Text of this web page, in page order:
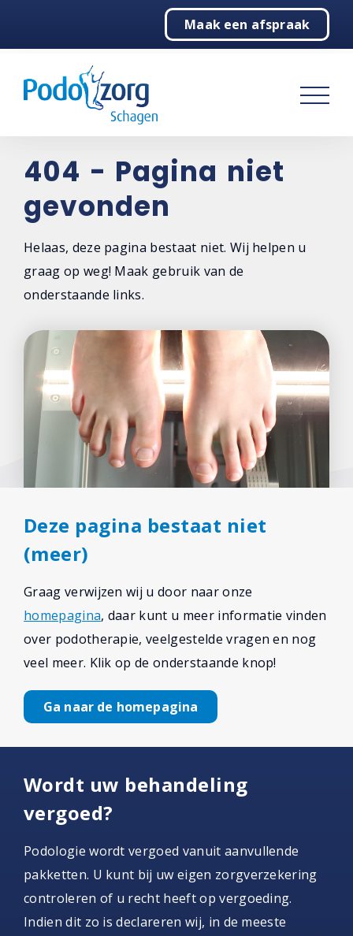
Maak een afspraak
Podologie
Behandelingen
Over ons
Contact
404 - Pagina niet
gevonden
Helaas, deze pagina bestaat niet. Wij helpen u
graag op weg! Maak gebruik van de
onderstaande links.
Deze pagina bestaat niet
(meer)
Graag verwijzen wij u door naar onze
homepagina, daar kunt u meer informatie vinden
over podotherapie, veelgestelde vragen en nog
veel meer. Klik op de onderstaande knop!
Ga naar de homepagina
Wordt uw behandeling
vergoed?
Podologie wordt vergoed vanuit aanvullende
pakketten. U kunt bij uw eigen zorgverzekering
controleren of u recht heeft op vergoeding.
Indien dit zo is declareren wij, in de meeste